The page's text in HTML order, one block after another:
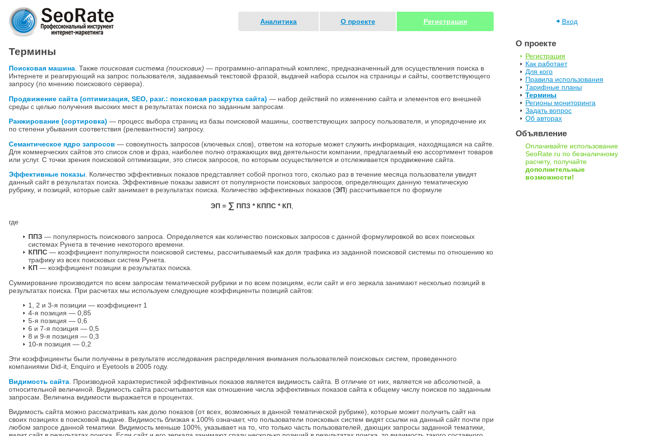
Аналитика О проекте Регистрация Вход
Термины
Поисковая машина. Также поисковая система (поисковик) — программно-аппаратный комплекс, предназначенный для осуществления поиска в
Интернете и реагирующий на запрос пользователя, задаваемый текстовой фразой, выдачей набора ссылок на страницы и сайты, соответствующего
запросу (по мнению поискового сервера).
Продвижение сайта (оптимизация, SEO, разг.: поисковая раскрутка сайта) — набор действий по изменению сайта и элементов его внешней
среды с целью получения высоких мест в результатах поиска по заданным запросам.
Ранжирование (сортировка) — процесс выбора страниц из базы поисковой машины, соответствующих запросу пользователя, и упорядочение их
по степени убывания соответствия (релевантности) запросу.
Семантическое ядро запросов — совокупность запросов (ключевых слов), ответом на которые может служить информация, находящаяся на сайте.
Для коммерческих сайтов это список слов и фраз, наиболее полно отражающих вид деятельности компании, предлагаемый ею ассортимент товаров
или услуг. С точки зрения поисковой оптимизации, это список запросов, по которым осуществляется и отслеживается продвижение сайта.
Эффективные показы . Количество эффективных показов представляет собой прогноз того, сколько раз в течение месяца пользователи увидят
данный сайт в результатах поиска. Эффективные показы зависят от популярности поисковых запросов, определяющих данную тематическую
рубрику, и позиций, которые сайт занимает в результатах поиска. Количество эффективных показов (ЭП) рассчитывается по формуле
ЭП = ∑ ППЗ * КППС * КП,
где
ППЗ — популярность поискового запроса. Определяется как количество поисковых запросов с данной формулировкой во всех поисковых
системах Рунета в течение некоторого времени.
КППС — коэффициент популярности поисковой системы, рассчитываемый как доля трафика из заданной поисковой системы по отношению ко
трафику из всех поисковых систем Рунета.
КП — коэффициент позиции в результатах поиска.
Суммирование производится по всем запросам тематической рубрики и по всем позициям, если сайт и его зеркала занимают несколько позиций в
результатах поиска. При расчетах мы используем следующие коэффициенты позиций сайтов:
1, 2 и 3-я позиции — коэффициент 1
4-я позиция — 0,85
5-я позиция — 0,6
6 и 7-я позиция — 0,5
8 и 9-я позиция — 0,3
10-я позиция — 0,2
Эти коэффициенты были получены в результате исследования распределения внимания пользователей поисковых систем, проведенного
компаниями Did-it, Enquiro и Eyetools в 2005 году.
Видимость сайта . Производной характеристикой эффективных показов является видимость сайта. В отличие от них, является не абсолютной, а
относительной величиной. Видимость сайта расcчитывается как отношение числа эффективных показов сайта к общему числу поисков по заданным
запросам. Величина видимости выражается в процентах.
Видимость сайта можно рассматривать как долю показов (от всех, возможных в данной тематической рубрике), которые может получить сайт на
своих позициях в поисковой выдаче. Видимость близкая к 100% означает, что пользователи поисковых систем видят ссылки на данный сайт почти при
любом запросе данной тематики. Видимость меньше 100%, указывает на то, что только часть пользователей, дающих запросы заданной тематики,
О проекте
Регистрация
Как работает
Для кого
Правила использования
Тарифные планы
Термины
Регионы мониторинга
Задать вопрос
Об авторах
Объявление
Оплачивайте использование
SeoRate.ru по безналичному
расчету, получайте
дополнительные
возможности!